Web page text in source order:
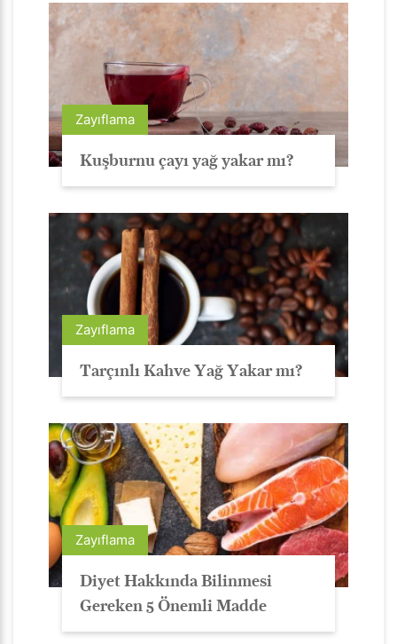
Zayıflama
Kuşburnu çayı yağ yakar mı?
Zayıflama
Tarçınlı Kahve Yağ Yakar mı?
Zayıflama
Diyet Hakkında Bilinmesi
Gereken 5 Önemli Madde